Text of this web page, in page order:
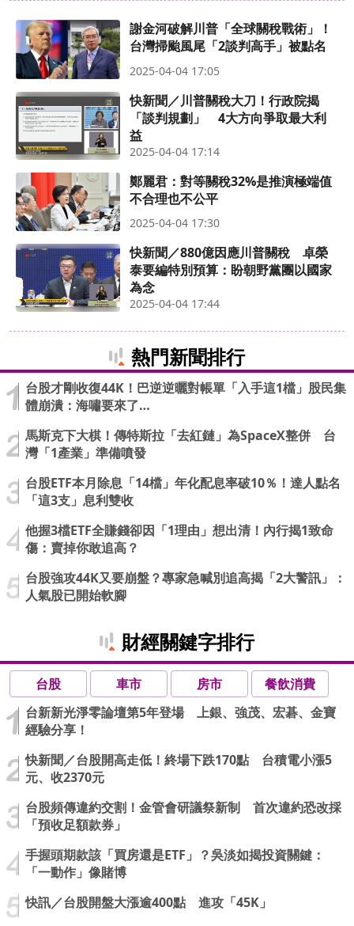
謝金河破解川普「全球關稅戰術」！
台灣掃颱風尾「2談判高手」被點名
2025-04-04 17:05
快新聞／川普關稅大刀！行政院揭
「談判規劃」 4大方向爭取最大利
益
2025-04-04 17:14
鄭麗君：對等關稅32%是推演極端值
不合理也不公平
2025-04-04 17:30
快新聞／880億因應川普關稅 卓榮
泰要編特別預算：盼朝野黨團以國家
為念
2025-04-04 17:44
熱門新聞排行
台股才剛收復44K！巴逆逆曬對帳單「入手這1檔」股民集
體崩潰：海嘯要來了…
馬斯克下大棋！傳特斯拉「去紅鏈」為SpaceX整併 台
灣「1產業」準備噴發
台股ETF本月除息「14檔」年化配息率破10％！達人點名
「這3支」息利雙收
他握3檔ETF全賺錢卻因「1理由」想出清！內行揭1致命
傷：賣掉你敢追高？
台股強攻44K又要崩盤？專家急喊別追高揭「2大警訊」：
人氣股已開始軟腳
財經關鍵字排行
台股 車市 房市
餐飲消費
台新新光淨零論壇第5年登場 上銀、強茂、宏碁、金寶
經驗分享！
快新聞／台股開高走低！終場下跌170點 台積電小漲5
元、收2370元
台股頻傳違約交割！金管會研議祭新制 首次違約恐改採
「預收足額款券」
手握頭期款該「買房還是ETF」？吳淡如揭投資關鍵：
「一動作」像賭博
快訊／台股開盤大漲逾400點 進攻「45K」